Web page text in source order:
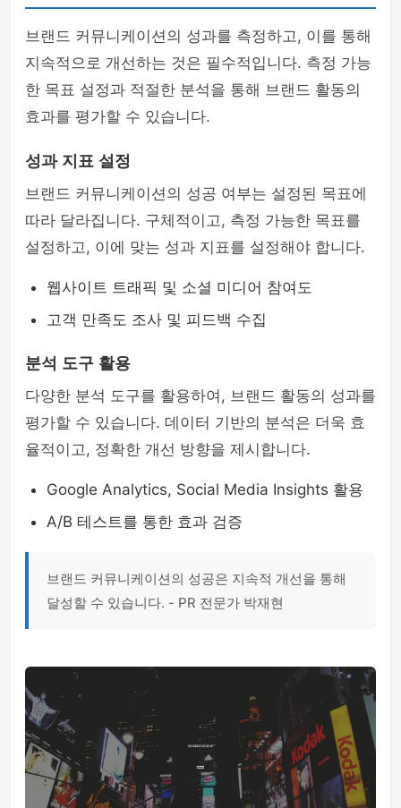
브랜드 커뮤니케이션의 성과를 측정하고, 이를 통해
지속적으로 개선하는 것은 필수적입니다. 측정 가능
한 목표 설정과 적절한 분석을 통해 브랜드 활동의
효과를 평가할 수 있습니다.
성과 지표 설정
브랜드 커뮤니케이션의 성공 여부는 설정된 목표에
따라 달라집니다. 구체적이고, 측정 가능한 목표를
설정하고, 이에 맞는 성과 지표를 설정해야 합니다.
웹사이트 트래픽 및 소셜 미디어 참여도
고객 만족도 조사 및 피드백 수집
분석 도구 활용
다양한 분석 도구를 활용하여, 브랜드 활동의 성과를
평가할 수 있습니다. 데이터 기반의 분석은 더욱 효
율적이고, 정확한 개선 방향을 제시합니다.
Google Analytics, Social Media Insights 활용
A/B 테스트를 통한 효과 검증
브랜드 커뮤니케이션의 성공은 지속적 개선을 통해
달성할 수 있습니다. - PR 전문가 박재현